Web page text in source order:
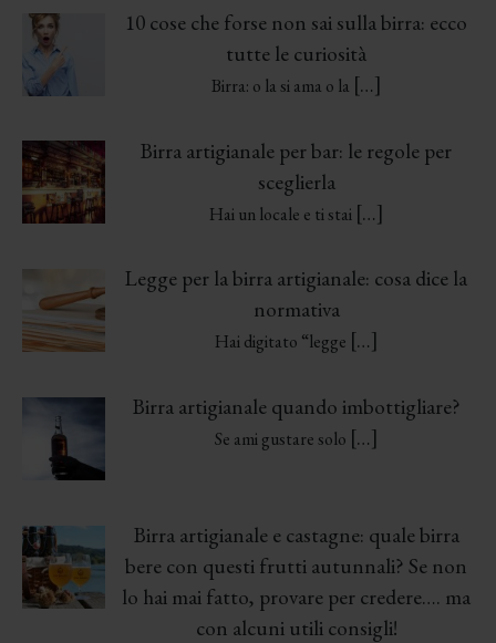
10 cose che forse non sai sulla birra: ecco
tutte le curiosità
Birra: o la si ama o la […]
Birra artigianale per bar: le regole per
sceglierla
Hai un locale e ti stai […]
Legge per la birra artigianale: cosa dice la
normativa
Hai digitato “legge […]
Birra artigianale quando imbottigliare?
Se ami gustare solo […]
Birra artigianale e castagne: quale birra
bere con questi frutti autunnali? Se non
lo hai mai fatto, provare per credere…. ma
con alcuni utili consigli!